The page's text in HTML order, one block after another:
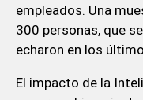
empleados. Una
300 personas, que
echaron en los
El impacto de la